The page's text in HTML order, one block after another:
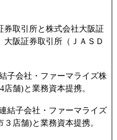
券取引所と株式会社大阪証
大阪証券取引所（ＪＡＳＤ
子会社・ファーマライズ株
舗)と業務資本提携。
結子会社・ファーマライズ
店舗)と業務資本提携。